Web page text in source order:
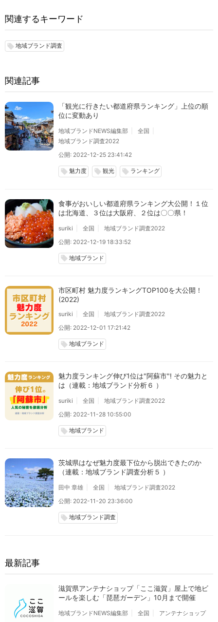
関連するキーワード
local_offer 地域ブランド調査
関連記事
「観光に行きたい都道府県ランキング」上位の順
位に変動あり
地域ブランドNEWS編集部
全国
地域ブランド調査2022
公開: 2022-12-25 23:41:42
local_offer 魅力度 local_offer 観光 local_offer ランキング
食事がおいしい都道府県ランキング大公開！１位
は北海道、３位は大阪府、２位は〇〇県！
suriki 全国
地域ブランド調査2022
公開: 2022-12-19 18:33:52
local_offer 地域ブランド
市区町村 魅力度ランキングTOP100を大公開！
(2022)
suriki 全国
地域ブランド調査2022
公開: 2022-12-01 17:21:42
local_offer 地域ブランド
魅力度ランキング伸び1位は"阿蘇市"! その魅力と
は（連載：地域ブランド分析６ ）
suriki 全国
地域ブランド調査2022
公開: 2022-11-28 10:55:00
local_offer 地域ブランド
茨城県はなぜ魅力度最下位から脱出できたのか
（連載：地域ブランド調査分析５ ）
田中 章雄 全国
地域ブランド調査2022
公開: 2022-11-20 23:36:00
local_offer 地域ブランド調査
最新記事
滋賀県アンテナショップ「ここ滋賀」屋上で地ビ
ールを楽しむ「琵琶ガーデン」10月まで開催
地域ブランドNEWS編集部 全国
アンテナショップ